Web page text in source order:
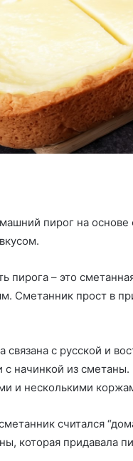
пирог на
пирога – это
Сметанник прост в
связана с русской и
с начинкой из
и несколькими
считался
которая придавала